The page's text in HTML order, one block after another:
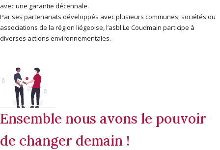
avec une garantie décennale.
Par ses partenariats développés avec plusieurs communes, sociétés ou
associations de la région liégeoise, l’asbl Le Coudmain participe à
diverses actions environnementales.
Ensemble nous avons le pouvoir
de changer demain !